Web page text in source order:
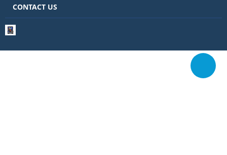
CONTACT US